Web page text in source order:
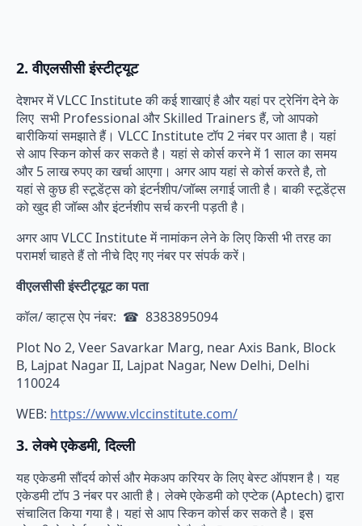
2. वीएलसीसी इंस्टीट्यूट
देशभर में VLCC Institute की कई शाखाएं है और यहां पर ट्रेनिंग देने के
लिए सभी Professional और Skilled Trainers हैं, जो आपको
बारीकियां समझाते हैं। VLCC Institute टॉप 2 नंबर पर आता है। यहां
से आप स्किन कोर्स कर सकते है। यहां से कोर्स करने में 1 साल का समय
और 5 लाख रुपए का खर्चा आएगा। अगर आप यहां से कोर्स करते है, तो
यहां से कुछ ही स्टूडेंट्स को इंटर्नशीप/जॉब्स लगाई जाती है। बाकी स्टूडेंट्स
को खुद ही जॉब्स और इंटर्नशीप सर्च करनी पड़ती है।
अगर आप VLCC Institute में नामांकन लेने के लिए किसी भी तरह का
परामर्श चाहते हैं तो नीचे दिए गए नंबर पर संपर्क करें।
वीएलसीसी इंस्टीट्यूट का पता
कॉल/ व्हाट्स ऐप नंबर: ☎ 8383895094
Plot No 2, Veer Savarkar Marg, near Axis Bank, Block
B, Lajpat Nagar II, Lajpat Nagar, New Delhi, Delhi
110024
WEB: https://www.vlccinstitute.com/
3. लेक्मे एकेडमी, दिल्ली
यह एकेडमी सौंदर्य कोर्स और मेकअप करियर के लिए बेस्ट ऑपशन है। यह
एकेडमी टॉप 3 नंबर पर आती है। लेक्मे एकेडमी को एप्टेक (Aptech) द्वारा
संचालित किया गया है। यहां से आप स्किन कोर्स कर सकते है। इस